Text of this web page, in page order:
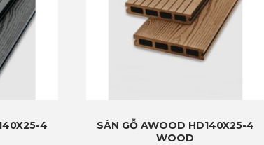
4
SÀN GỖ AWOOD HD140X25-4
WOOD